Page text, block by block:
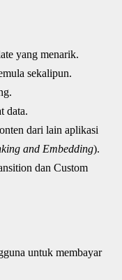
yang menarik.
sekalipun.
data.
dari lain aplikasi
and Embedding).
dan Custom
untuk membayar